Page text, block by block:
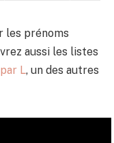
les prénoms
aussi les listes
L, un des autres